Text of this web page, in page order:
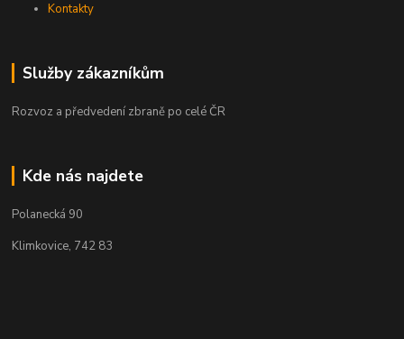
Kontakty
Služby zákazníkům
Rozvoz a předvedení zbraně po celé ČR
Kde nás najdete
Polanecká 90
Klimkovice, 742 83